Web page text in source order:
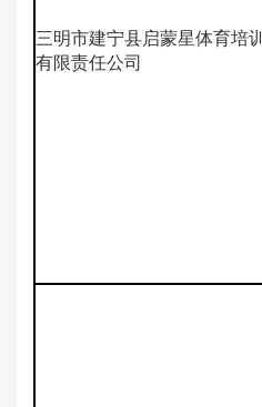
三明市建宁县启蒙星体育培训
有限责任公司